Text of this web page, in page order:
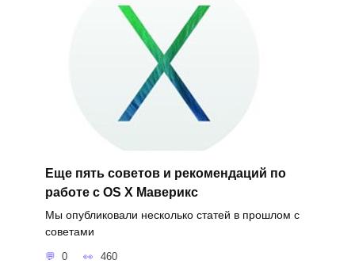
Еще пять советов и рекомендаций по
работе с OS X Маверикс
Мы опубликовали несколько статей в прошлом с
советами
0 460